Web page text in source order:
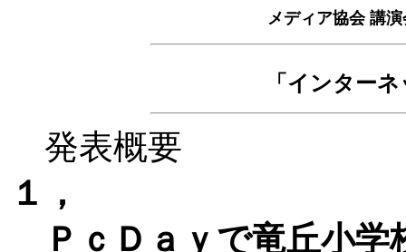
メディア協会 講演
「インター
発表概要
１，
ＰｃＤａｙで竜丘小学